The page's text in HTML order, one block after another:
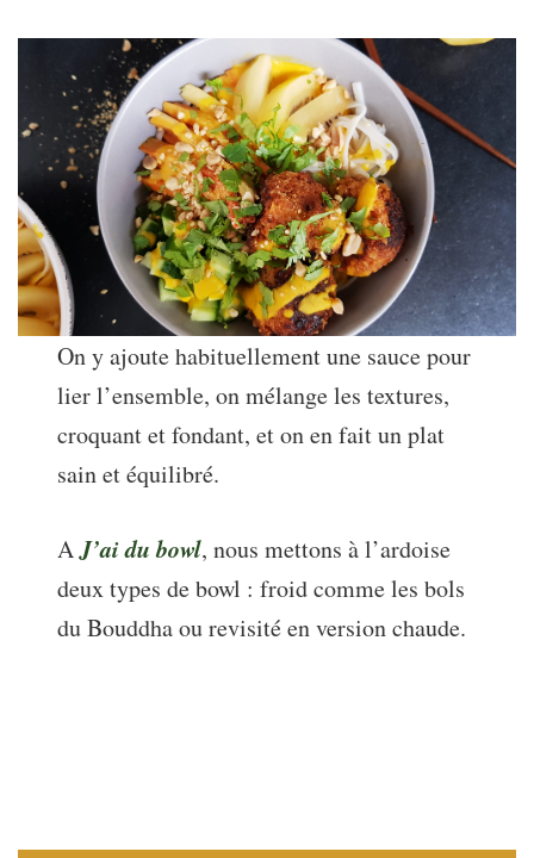
On y ajoute habituellement une sauce pour
lier l’ensemble, on mélange les textures,
croquant et fondant, et on en fait un plat
sain et équilibré.
AJ’ai du bowl, nous mettons à l’ardoise
deux types de bowl : froid comme les bols
du Bouddha ou revisité en version chaude.